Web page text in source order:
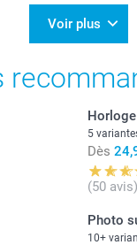
Voir plus
5
Dès
(50 avis)
Photo
10+